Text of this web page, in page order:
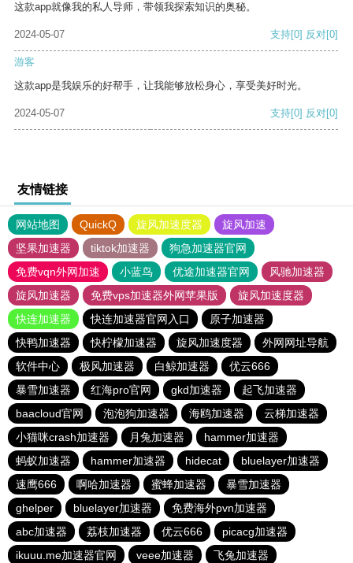
这款app就像我的私人导师，带领我探索知识的奥秘。
2024-05-07 支持[0] 反对[0]
游客
这款app是我娱乐的好帮手，让我能够放松身心，享受美好时光。
2024-05-07 支持[0] 反对[0]
友情链接
网站地图 QuickQ 旋风加速度器
旋风加速
坚果加速器
tiktok加速器
狗急加速器官网
免费vqn外网加速
小蓝鸟 优途加速器官网
风驰加速器
旋风加速器
免费vps加速器外网苹果版
旋风加速度器
快连加速器
快连加速器官网入口
原子加速器
快鸭加速器
快柠檬加速器 旋风加速度器
外网网址导航
软件中心
极风加速器 白鲸加速器
优云666
暴雪加速器
红海pro官网 gkd加速器
起飞加速器
baacloud官网
泡泡狗加速器 海鸥加速器
云梯加速器
小猫咪crash加速器
月兔加速器
hammer加速器
蚂蚁加速器
hammer加速器 hidecat
bluelayer加速器
速鹰666
啊哈加速器 蜜蜂加速器
暴雪加速器
ghelper
bluelayer加速器
免费海外pvn加速器
abc加速器
荔枝加速器 优云666
picacg加速器
ikuuu.me加速器官网
veee加速器 飞兔加速器